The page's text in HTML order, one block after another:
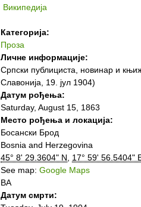
Википедија
Категорија:
Проза
Личне информације:
Српски публициста, новинар и
Славонија, 19. јул 1904)
Датум рођења:
Saturday, August 15, 1863
Место рођења и локација:
Босански Брод
Bosnia and Herzegovina
45° 8' 29.3604" N
17° 59' 56.5404"
See map: Google Maps
BA
Датум смрти: